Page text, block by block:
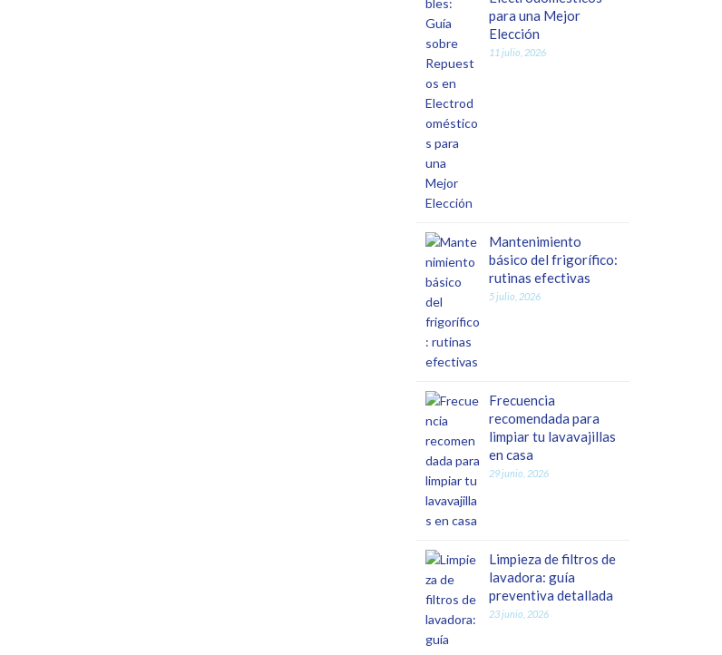
para una Mejor
Elección
11 julio, 2026
Mantenimiento
básico del frigorífico:
rutinas efectivas
5 julio, 2026
Frecuencia
recomendada para
limpiar tu lavavajillas
en casa
29 junio, 2026
Limpieza de filtros de
lavadora: guía
preventiva detallada
23 junio, 2026